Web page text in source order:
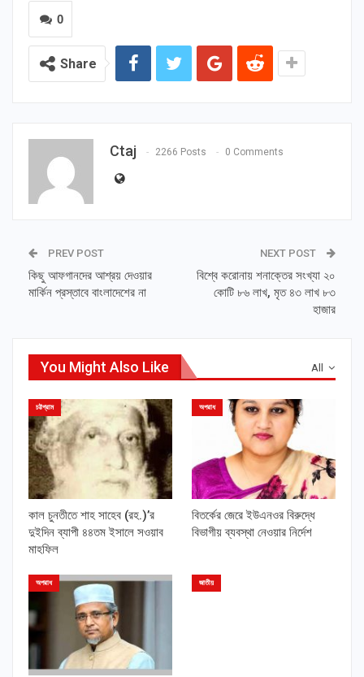
0
Share
Ctaj 2266 Posts 0 Comments
PREV POST
কিছু আফগানদের আশ্রয় দেওয়ার
মার্কিন প্রস্তাবে বাংলাদেশের না
NEXT POST
বিশ্বে করোনায় শনাক্তের সংখ্যা ২০
কোটি ৮৬ লাখ, মৃত ৪৩ লাখ ৮৩
হাজার
All
You Might Also Like
চট্টগ্রাম
কাল চুনতীতে শাহ সাহেব (রহ.)’র
দুইদিন ব্যাপী ৪৪তম ইসালে সওয়াব
মাহফিল
অপরাধ
বিতর্কের জেরে ইউএনওর বিরুদ্ধে
বিভাগীয় ব্যবস্থা নেওয়ার নির্দেশ
অপরাধ জাতীয়